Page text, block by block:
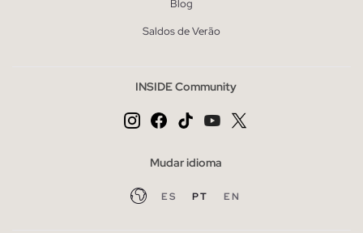
Blog
Saldos de Verão
INSIDE Community
Mudar idioma
ES PT EN